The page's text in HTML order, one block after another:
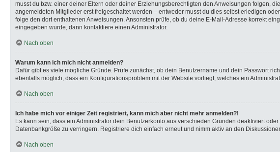
musst du bzw. einer deiner Eltern oder deiner Erziehungsberechtigten den Anweisungen folgen,
angemeldeten Mitglieder erst freigeschaltet werden – entweder musst du dies selbst erledigen
folge den dort enthaltenen Anweisungen. Ansonsten prüfe, ob du deine E-Mail-Adresse korrekt
eingegeben wurde, dann kontaktiere einen Administrator.
Nach oben
Warum kann ich mich nicht anmelden?
Dafür gibt es viele mögliche Gründe. Prüfe zunächst, ob dein Benutzername und dein Passwort
ebenfalls möglich, dass ein Konfigurationsproblem mit der Website vorliegt, welches ein
Nach oben
Ich habe mich vor einiger Zeit registriert, kann mich aber nicht mehr anmelden?!
Es kann sein, dass ein Administrator dein Benutzerkonto aus verschieden Gründen deaktiviert
Datenbankgröße zu verringern. Registriere dich einfach erneut und nimm aktiv an den
Nach oben